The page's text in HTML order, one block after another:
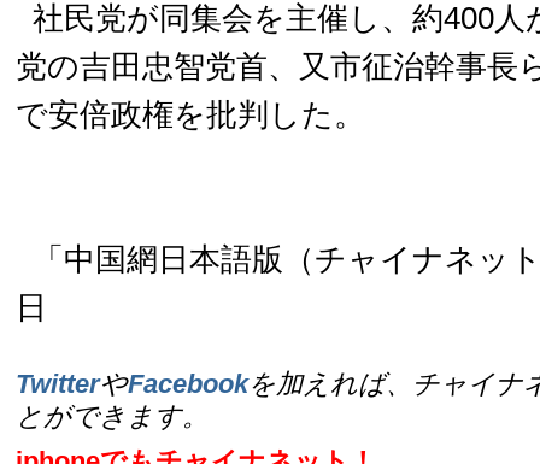
社民党が同集会を主催し、約400人
党の吉田忠智党首、又市征治幹事長
で安倍政権を批判した。
「中国網日本語版（チャイナネッ
日
TwitterやFacebookを加えれば、チャイナ
とができます。